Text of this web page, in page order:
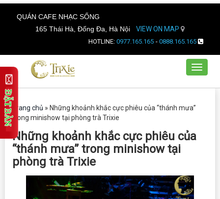
QUÁN CAFE NHẠC SỐNG
165 Thái Hà, Đống Đa, Hà Nội
VIEW ON MAP
HOTLINE: 0977.165.165 - 0888.165.165
Toggle
Trang chủ » Những khoảnh khắc cực phiêu của “thánh mưa”
trong minishow tại phòng trà Trixie
Những khoảnh khắc cực phiêu của
“thánh mưa” trong minishow tại
phòng trà Trixie